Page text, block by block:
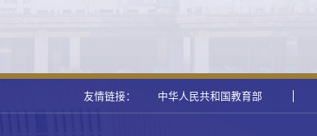
友情链接： 中华人民共和国教育部